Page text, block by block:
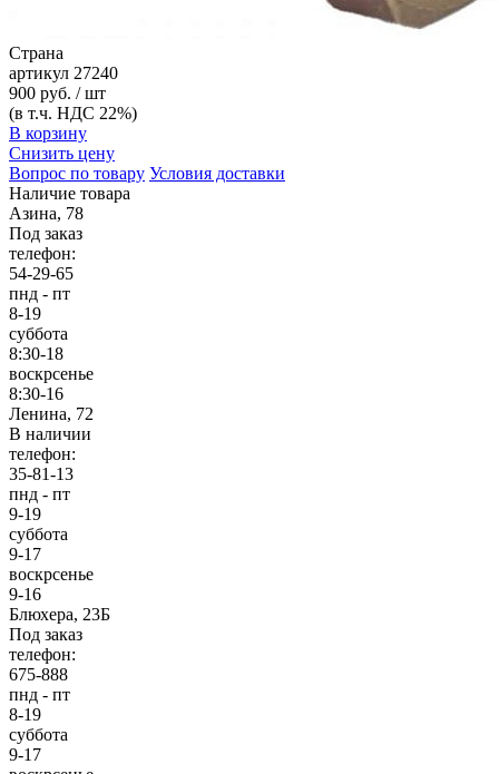
Страна
артикул 27240
900 руб. / шт
(в т.ч. НДС 22%)
В корзину
Снизить цену
Вопрос по товару Условия доставки
Наличие товара
Азина, 78
Под заказ
телефон:
54-29-65
пнд - пт
8-19
суббота
8:30-18
воскрсенье
8:30-16
Ленина, 72
В наличии
телефон:
35-81-13
пнд - пт
9-19
суббота
9-17
воскрсенье
9-16
Блюхера, 23Б
Под заказ
телефон:
675-888
пнд - пт
8-19
суббота
9-17